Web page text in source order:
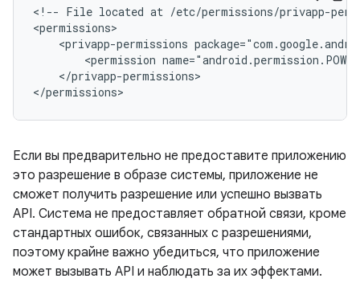
<!-- File located at /etc/permissions/privapp-
<privapp-permissions
<permission
</privapp-permissions>
Если вы предварительно не предоставите приложению
это разрешение в образе системы, приложение не
сможет получить разрешение или успешно вызвать
API. Система не предоставляет обратной связи, кроме
стандартных ошибок, связанных с разрешениями,
поэтому крайне важно убедиться, что приложение
может вызывать API и наблюдать за их эффектами.